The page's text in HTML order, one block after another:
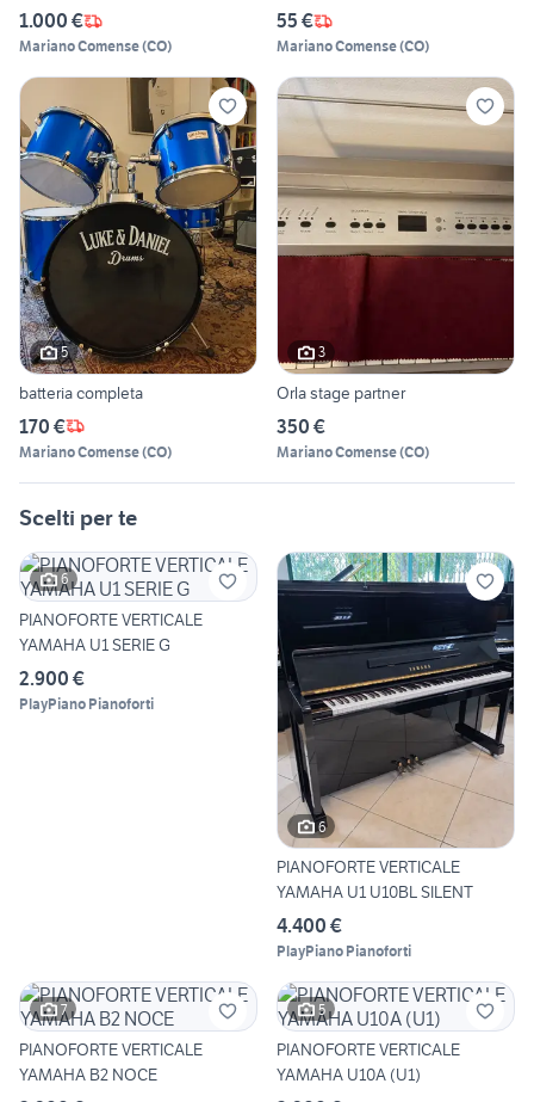
1.000 €
Mariano Comense(CO)
55 €
Mariano Comense(CO)
5
batteria completa
170 €
Mariano Comense(CO)
3
Orla stage partner
350 €
Mariano Comense(CO)
Scelti per te
6
PIANOFORTE VERTICALE
YAMAHA U1 SERIE G
2.900 €
PlayPiano Pianoforti
6
PIANOFORTE VERTICALE
YAMAHA U1 U10BL SILENT
4.400 €
PlayPiano Pianoforti
7
PIANOFORTE VERTICALE
YAMAHA B2 NOCE
5
PIANOFORTE VERTICALE
YAMAHA U10A (U1)